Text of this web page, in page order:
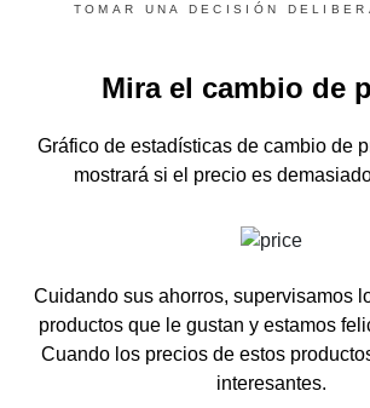
TOMAR UNA DECISIÓN
Mira el cambio de
Gráfico de estadísticas de cambio de
mostrará si el precio es
Cuidando sus ahorros, supervisamos
productos que le gustan y estamos
Cuando los precios de estos
interesantes.